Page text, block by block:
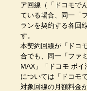
ア回線（「ドコモで
ている場合、同一「
ランを契約する各回
す。
本契約回線が「ドコ
合でも、同一「ファ
MAX」「ドコモ ポイ
については「ドコモ
対象回線の月額料金